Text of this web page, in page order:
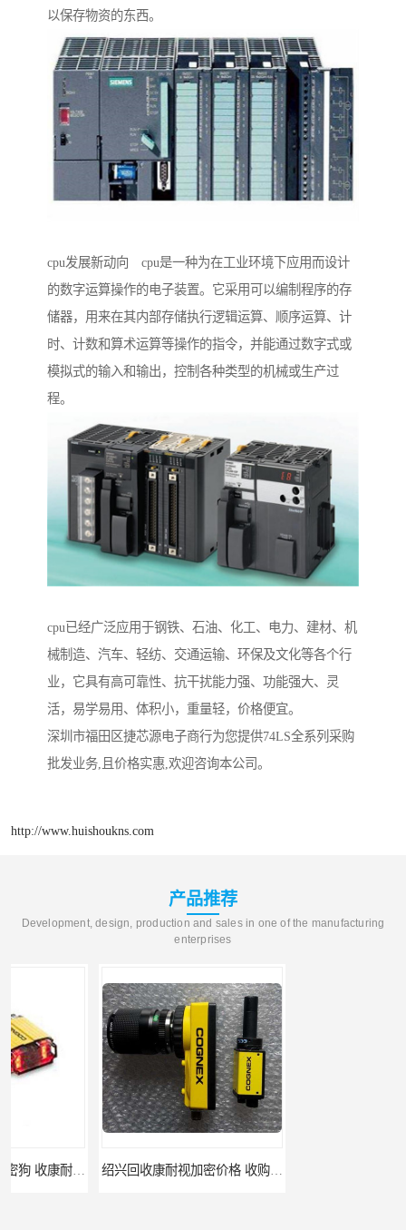
以保存物资的东西。
cpu发展新动向 cpu是一种为在工业环境下应用而设计
的数字运算操作的电子装置。它采用可以编制程序的存
储器，用来在其内部存储执行逻辑运算、顺序运算、计
时、计数和算术运算等操作的指令，并能通过数字式或
模拟式的输入和输出，控制各种类型的机械或生产过
程。
cpu已经广泛应用于钢铁、石油、化工、电力、建材、机
械制造、汽车、轻纺、交通运输、环保及文化等各个行
业，它具有高可靠性、抗干扰能力强、功能强大、灵
活，易学易用、体积小，重量轻，价格便宜。
深圳市福田区捷芯源电子商行为您提供74LS全系列采购
批发业务,且价格实惠,欢迎咨询本公司。
http://www.huishoukns.com
产品推荐
Development, design, production and sales in one of the manufacturing
enterprises
绍兴回收康耐视加密价格 收购康耐视加密狗 支持各种支付方式